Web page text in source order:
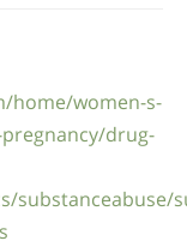
home/women-s-
drug-
substanceabuse/